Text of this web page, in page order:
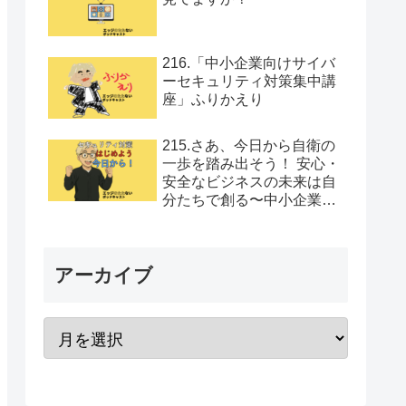
216.「中小企業向けサイバ
ーセキュリティ対策集中講
座」ふりかえり
215.さあ、今日から自衛の
一歩を踏み出そう！ 安心・
安全なビジネスの未来は自
分たちで創る〜中小企業向
アーカイブ